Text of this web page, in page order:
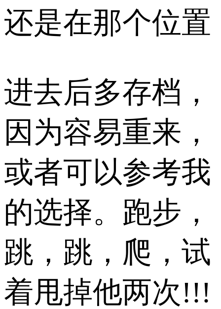
还是在那个位置
进去后多存档，
因为容易重来，
或者可以参考我
的选择。跑步，
跳，跳，爬，试
着甩掉他两次!!!